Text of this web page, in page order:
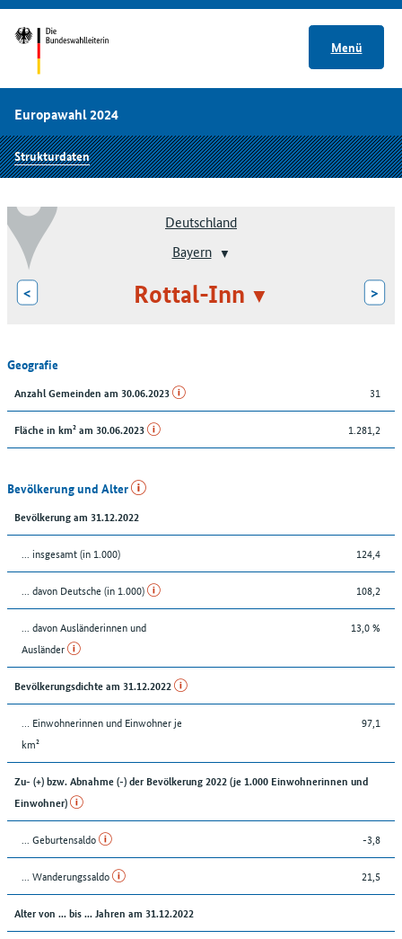
Menü
Europawahl 2024
Strukturdaten
Deutschland
Bayern
< Rottal-Inn >
Geografie
Anzahl Gemeinden am 30.06.2023 31
Fläche in km² am 30.06.2023 1.281,2
Bevölkerung und Alter
Bevölkerung am 31.12.2022
... insgesamt (in 1.000) 124,4
... davon Deutsche (in 1.000) 108,2
... davon Ausländerinnen und
Ausländer
13,0 %
Bevölkerungsdichte am 31.12.2022
… Einwohnerinnen und Einwohner je
km²
97,1
Zu- (+) bzw. Abnahme (-) der Bevölkerung 2022 (je 1.000 Einwohnerinnen und
Einwohner)
... Geburtensaldo -3,8
... Wanderungssaldo 21,5
Alter von ... bis ... Jahren am 31.12.2022